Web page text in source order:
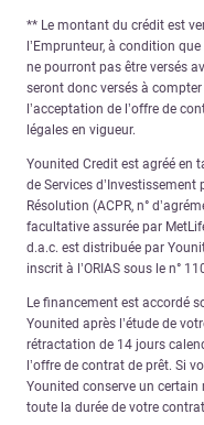
** Le montant du crédit est
l’Emprunteur, à condition
ne pourront pas être versés
seront donc versés à
l’acceptation de l’offre de
légales en vigueur.
Younited Credit est agréé en
de Services
Résolution (ACPR, n°
facultative assurée par
d.a.c. est distribuée par
inscrit à l’ORIAS sous le n°
Le financement est accordé
Younited après l’étude de
rétractation de 14 jours
l’offre de contrat de prêt. Si
Younited conserve un
toute la durée de votre